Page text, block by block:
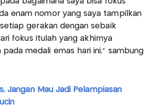
enam nomor yang saya tampilkan
gerakan dengan sebaik
fokus itulah yang akhirnya
medali emas hari ini,” sambung
Jangan Mau Jadi Pelampiasan